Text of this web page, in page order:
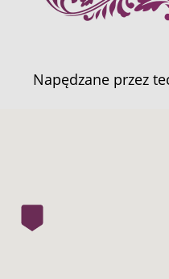
Napędzane przez